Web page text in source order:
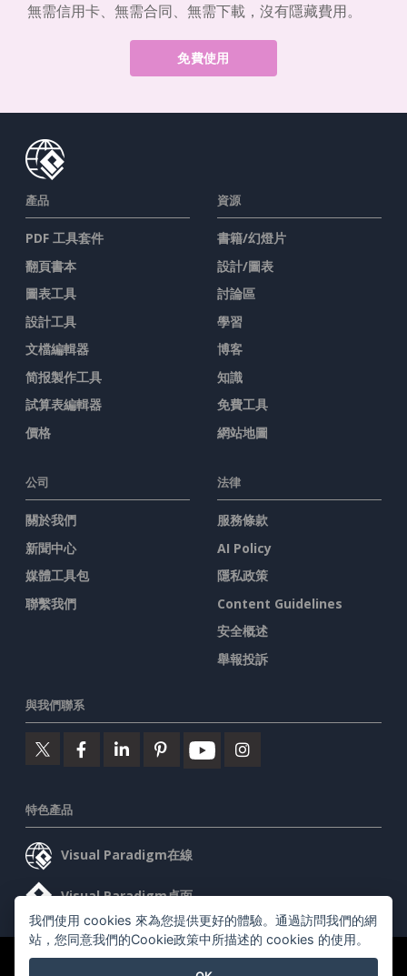
無需信用卡、無需合同、無需下載，沒有隱藏費用。
免費使用
產品
PDF 工具套件
翻頁書本
圖表工具
設計工具
文檔編輯器
简报製作工具
試算表編輯器
價格
資源
書籍/幻燈片
設計/圖表
討論區
學習
博客
知識
免費工具
網站地圖
公司
關於我們
新聞中心
媒體工具包
聯繫我們
法律
服務條款
AI Policy
隱私政策
Content Guidelines
安全概述
舉報投訴
與我們聯系
特色產品
Visual Paradigm在線
Visual Paradigm桌面
我們使用 cookies 來為您提供更好的體驗。通過訪問我們的網
站，您同意我們的Cookie政策中所描述的 cookies 的使用。